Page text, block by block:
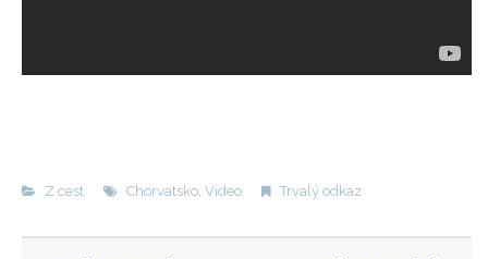
Z cest Chorvatsko, Video Trvalý odkaz